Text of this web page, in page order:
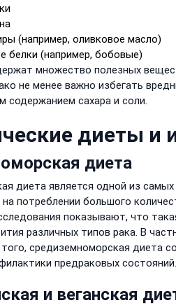
(например, оливковое масло)
белки (например, бобовые)
множество полезных
не менее важно избегать
содержанием сахара и соли.
диеты и
диета
диета является одной из
на потреблении большого
показывают, что
различных типов рака. В
средиземноморская диета
предраковых состояний.
и веганская